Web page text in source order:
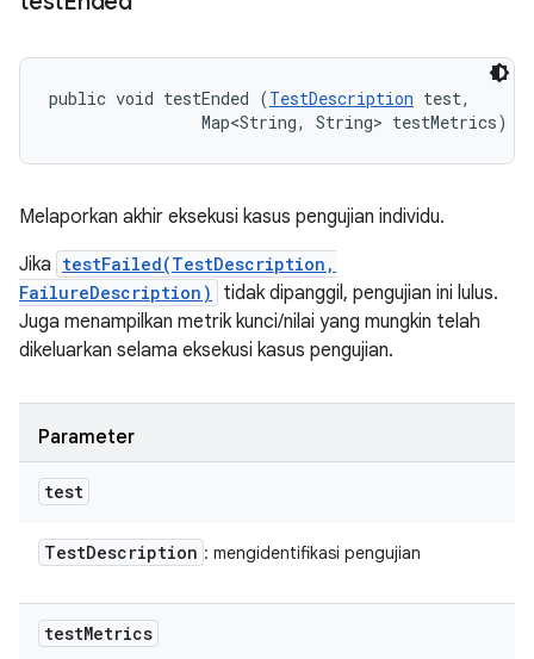
public void testEnded (TestDescription test,
                Map<String, String> testMetrics)
Melaporkan akhir eksekusi kasus pengujian individu.
Jika testFailed(TestDescription,
FailureDescription)
tidak dipanggil, pengujian ini lulus.
Juga menampilkan metrik kunci/nilai yang mungkin telah
dikeluarkan selama eksekusi kasus pengujian.
Parameter
test
TestDescription : mengidentifikasi pengujian
testMetrics